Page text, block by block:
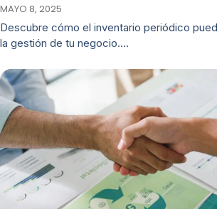
MAYO 8, 2025
Descubre cómo el inventario periódico
la gestión de tu negocio.…